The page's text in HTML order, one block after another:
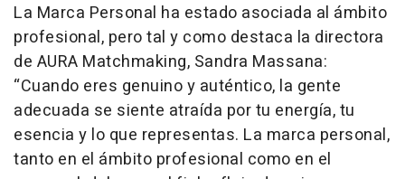
La Marca Personal ha estado asociada al ámbito
profesional, pero tal y como destaca la directora
de AURA Matchmaking, Sandra Massana:
“Cuando eres genuino y auténtico, la gente
adecuada se siente atraída por tu energía, tu
esencia y lo que representas. La marca personal,
tanto en el ámbito profesional como en el